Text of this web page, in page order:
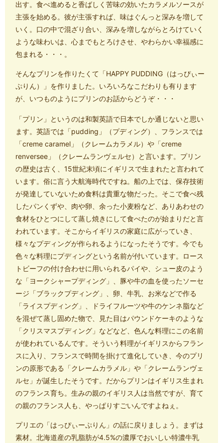
出す。食べ進めると香ばしく苦味の効いたカラメルソースが
主張を始める。彼が主張すれば、味はぐんっと深みを増して
いく。口の中で混ざり合い、深みを増しながらとろけていく
ような味わいは、心までもとろけさせ、やわらかい幸福感に
包まれる・・・。
そんなプリンを作りたくて「HAPPY PUDDING（はっぴぃー
ぷりん）」を作りました。いろいろなこだわりも有ります
が、いつものようにプリンのお話からどうぞ・・・
「プリン」というのは和製英語で日本でしか通じないと思い
ます。英語では「pudding」（プディング）、フランスでは
「creme caramel」（クレームカラメル）や「creme
renversee」（クレームランヴェルセ）と言います。プリン
の歴史は古く、15世紀末頃にイギリスで生まれたと言われて
います。俗に言う大航海時代ですね。船の上では、保存技術
が発達していないため食料は貴重な物だった。そこで食べ残
したパンくずや、肉や卵、余った小麦粉など、ありあわせの
食材をひとつにして蒸し焼きにして食べたのが始まりだと言
われています。そこからイギリスの家庭に広がっていき、
様々なプディングが作られるようになったそうです。今でも
色々な料理にプディングという名前が付いています。ロース
トビーフの付け合わせに用いられるパイや、シュー皮のよう
な「ヨークシャープディング」、豚や牛の血を使ったソーセ
ージ「ブラックプディング」、卵、牛乳、お米などで作る
「ライスプディング」、ドライフルーツや牛のケンネ脂など
を混ぜて蒸し固めた物で、見た目はパウンドケーキのような
「クリスマスプディング」などなど、色んな料理にこの名前
が使われているんです。そういう料理がイギリスからフラン
スに入り、フランスで時間を掛けて進化していき、今のプリ
ンの原形である「クレームカラメル」や「クレームランヴェ
ルセ」が誕生したそうです。だからプリンはイギリス生まれ
のフランス育ち。生みの親のイギリス人は当然ですが、育て
の親のフランス人も、やっぱりすごいんですよねぇ。
プリエの「はっぴぃーぷりん」の話に戻りましょう。まずは
素材。北海道産の乳脂肪が4.5%の濃厚でおいしい特濃牛乳